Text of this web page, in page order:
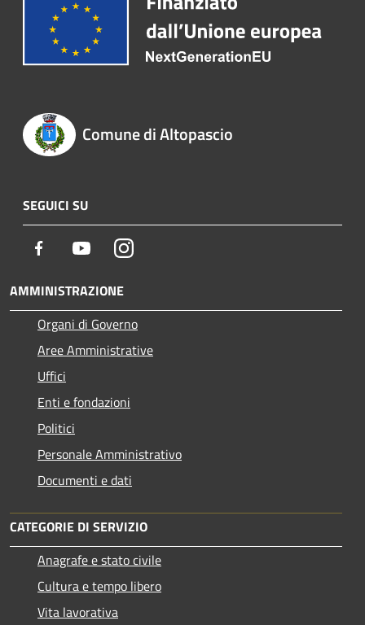
Comune di Altopascio
SEGUICI SU
Facebook YoutubeInstagram
AMMINISTRAZIONE
Organi di Governo
Aree Amministrative
Uffici
Enti e fondazioni
Politici
Personale Amministrativo
Documenti e dati
CATEGORIE DI SERVIZIO
Anagrafe e stato civile
Cultura e tempo libero
Vita lavorativa